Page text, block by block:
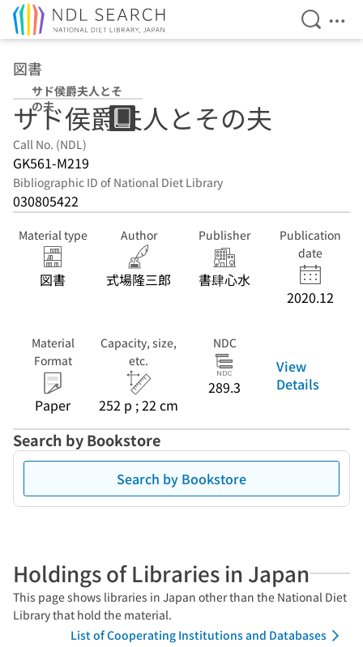
Open
図書
サド侯爵夫人とそ
の夫
サド侯爵夫人とその夫
Call No. (NDL)
GK561-M219
Bibliographic ID of National Diet Library
030805422
Material type
図書
Author
式場隆三郎
Publisher
書肆心水
Publication
date
2020.12
Material
Format
Paper
Capacity, size,
etc.
252 p ; 22 cm
NDC
289.3
View
Details
Search by Bookstore
Search by Bookstore
Holdings of Libraries in Japan
This page shows libraries in Japan other than the National Diet
Library that hold the material.
List of Cooperating Institutions and Databases